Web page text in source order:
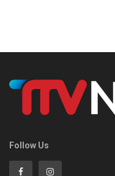
Follow Us